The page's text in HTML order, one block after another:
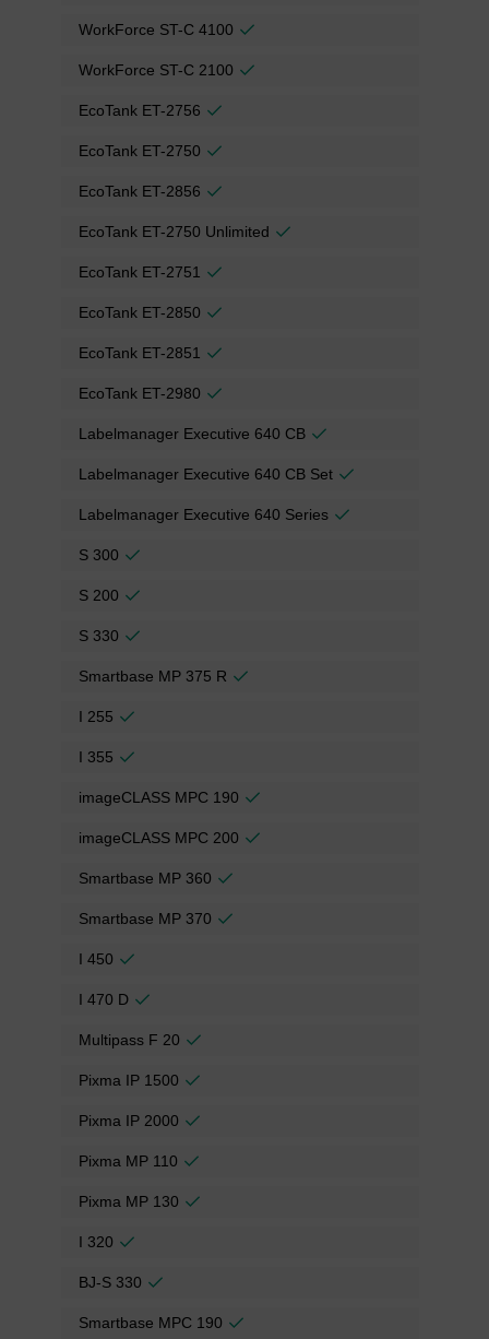
WorkForce ST-C 4100
WorkForce ST-C 2100
EcoTank ET-2756
EcoTank ET-2750
EcoTank ET-2856
EcoTank ET-2750 Unlimited
EcoTank ET-2751
EcoTank ET-2850
EcoTank ET-2851
EcoTank ET-2980
Labelmanager Executive 640 CB
Labelmanager Executive 640 CB Set
Labelmanager Executive 640 Series
S 300
S 200
S 330
Smartbase MP 375 R
I 255
I 355
imageCLASS MPC 190
imageCLASS MPC 200
Smartbase MP 360
Smartbase MP 370
I 450
I 470 D
Multipass F 20
Pixma IP 1500
Pixma IP 2000
Pixma MP 110
Pixma MP 130
I 320
BJ-S 330
Smartbase MPC 190